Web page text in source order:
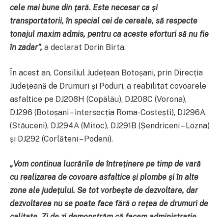
cele mai bune din țară. Este necesar ca și
transportatorii, în special cei de cereale, să respecte
tonajul maxim admis, pentru ca aceste eforturi să nu fie
în zadar”, a declarat Dorin Birta.
În acest an, Consiliul Județean Botoșani, prin Direcția
Județeană de Drumuri și Poduri, a reabilitat covoarele
asfaltice pe DJ208H (Copălău), DJ208C (Vorona),
DJ296 (Botoșani – intersecția Roma-Costești), DJ296A
(Stăuceni), DJ294A (Mitoc), DJ291B (Șendriceni – Lozna)
și DJ292 (Corlăteni – Podeni).
„Vom continua lucrările de întreținere pe timp de vară
cu realizarea de covoare asfaltice și plombe și în alte
zone ale județului. Se tot vorbește de dezvoltare, dar
dezvoltarea nu se poate face fără o rețea de drumuri de